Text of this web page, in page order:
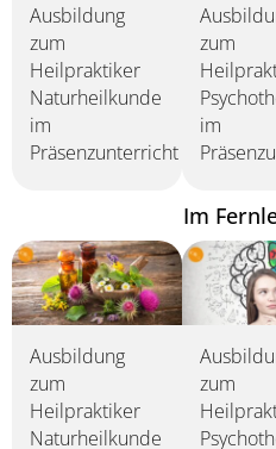
Ausbildung
zum
Heilpraktiker
Naturheilkunde
im
Präsenzunterricht
zum
im
Im
Ausbildung
zum
Heilpraktiker
Naturheilkunde
zum